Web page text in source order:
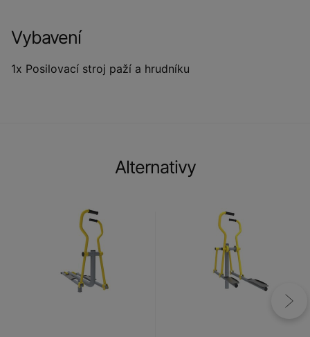
Vybavení
1x Posilovací stroj paží a hrudníku
Alternativy